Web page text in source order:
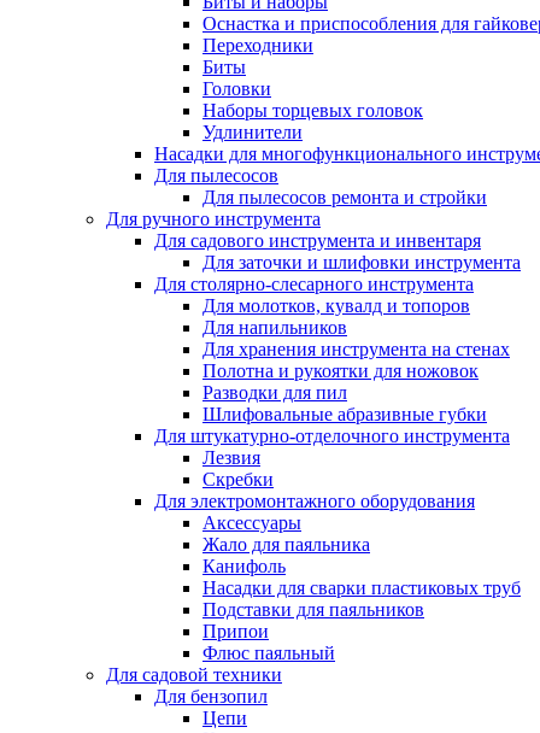
Оснастка и приспособления для
Переходники
Биты
Головки
Наборы торцевых головок
Удлинители
Насадки для многофункционального
Для пылесосов
Для пылесосов ремонта и стройки
Для ручного инструмента
Для садового инструмента и инвентаря
Для заточки и шлифовки инструмента
Для столярно-слесарного инструмента
Для молотков, кувалд и топоров
Для напильников
Для хранения инструмента на стенах
Полотна и рукоятки для ножовок
Разводки для пил
Шлифовальные абразивные губки
Для штукатурно-отделочного инструмента
Лезвия
Скребки
Для электромонтажного оборудования
Аксессуары
Жало для паяльника
Канифоль
Насадки для сварки пластиковых труб
Подставки для паяльников
Припои
Флюс паяльный
Для садовой техники
Для бензопил
Цепи